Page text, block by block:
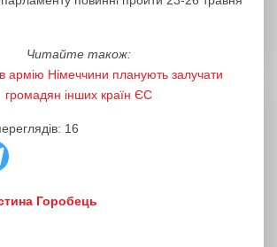
Читайте також:
армію Німеччини планують залучати
громадян інших країн ЄС
16
Горобець